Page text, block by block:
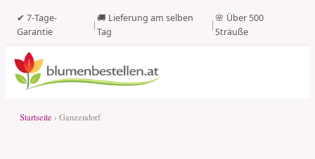
✔ 7-Tage-
Garantie
|
🚚 Lieferung am selben
Tag
|
🌸 Über 500
Sträuße
Startseite › Ganzendorf